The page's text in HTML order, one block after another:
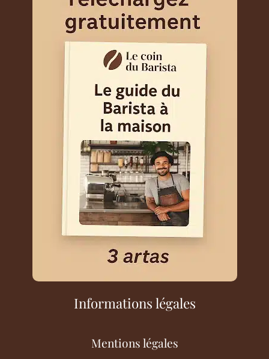
Informations légales
Mentions légales